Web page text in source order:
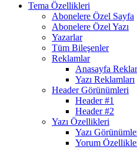
Tema Özellikleri
Abonelere Özel Sayfa
Abonelere Özel Yazı
Yazarlar
Tüm Bileşenler
Reklamlar
Anasayfa
Yazı Reklamları
Header Görünümleri
Header #1
Header #2
Yazı Özellikleri
Yazı
Yorum